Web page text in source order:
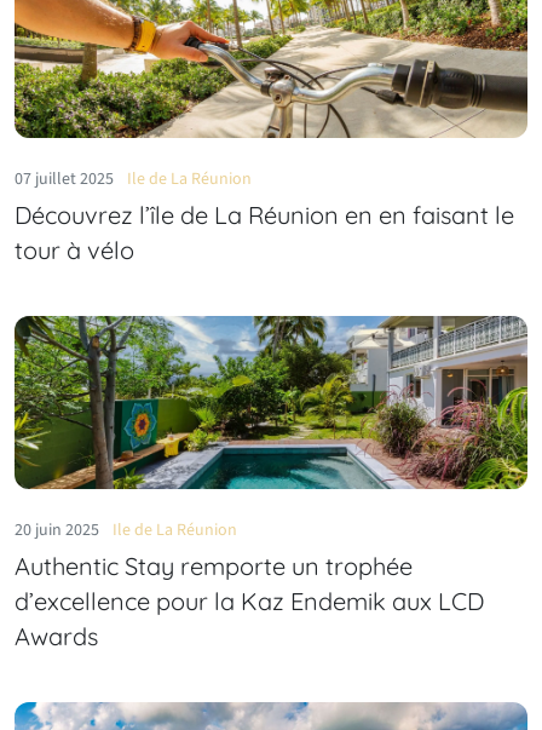
07 juillet 2025 Ile de La Réunion
Découvrez l’île de La Réunion en en faisant le
tour à vélo
20 juin 2025 Ile de La Réunion
Authentic Stay remporte un trophée
d’excellence pour la Kaz Endemik aux LCD
Awards